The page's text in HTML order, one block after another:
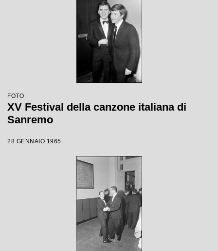
FOTO
XV Festival della canzone italiana di
Sanremo
28 GENNAIO 1965